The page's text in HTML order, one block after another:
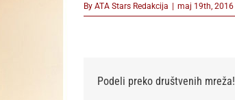
By ATA Stars Redakcija | maj 19th, 2016
Podeli preko društvenih mreža!